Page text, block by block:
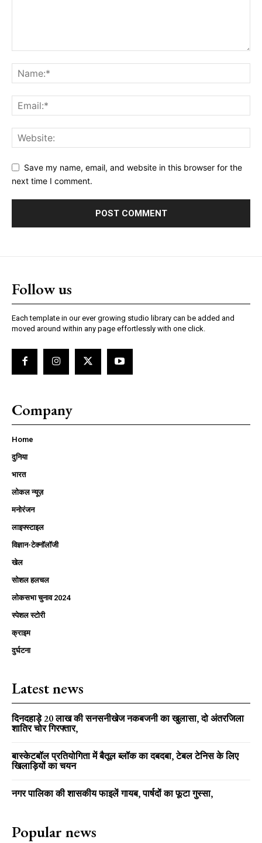
Save my name, email, and website in this browser for the
next time I comment.
Follow us
Each template in our ever growing studio library can be added and
moved around within any page effortlessly with one click.
Company
Home
दुनिया
भारत
लोकल न्यूज़
मनोरंजन
लाइफ्स्टाइल
विज्ञान-टेक्नॉलॉजी
खेल
सोशल हलचल
लोकसभा चुनाव 2024
स्पेशल स्टोरी
क्राइम
दुर्घटना
Latest news
दिनदहाड़े 20 लाख की सनसनीखेज नकबजनी का खुलासा, दो अंतरजिला
शातिर चोर गिरफ्तार,
बास्केटबॉल प्रतियोगिता में बैतूल ब्लॉक का दबदबा, टेबल टेनिस के लिए
खिलाड़ियों का चयन
नगर पालिका की शासकीय फाइलें गायब, पार्षदों का फूटा गुस्सा,
Popular news